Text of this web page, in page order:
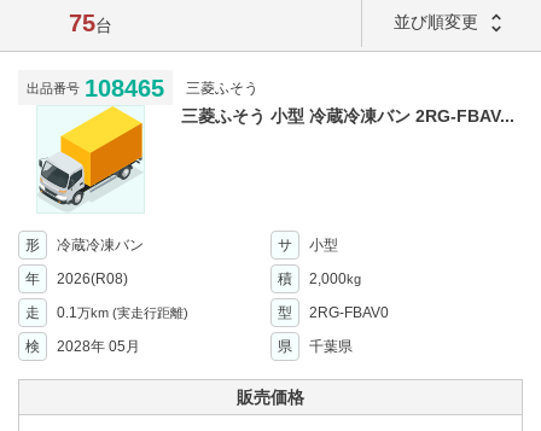
75台 並び順変更 unfold_more
出品番号 108465 三菱ふそう
三菱ふそう 小型 冷蔵冷凍バン 2RG-FBAV...
形 冷蔵冷凍バン サ
小型
年
2026(R08) 積 2,000kg
走 0.1万km (実走行距離) 型
2RG-FBAV0
検
2028年 05月 県 千葉県
販売価格